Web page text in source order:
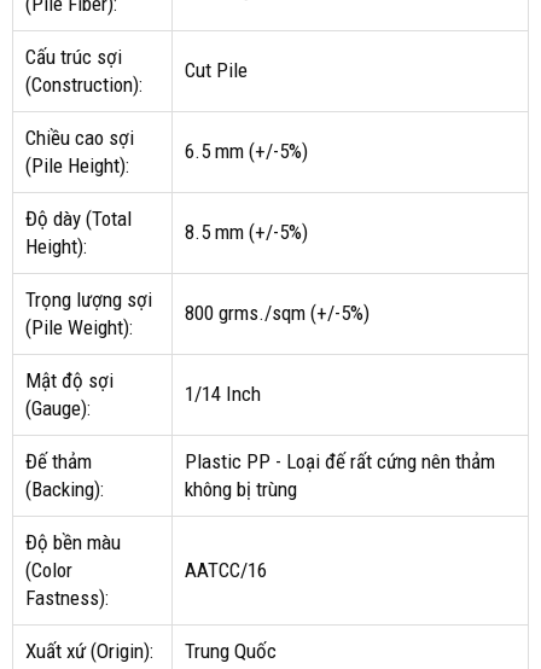
Cấu trúc sợi
(Construction):
Cut Pile
Chiều cao sợi
(Pile Height):
6.5 mm (+/-5%)
Độ dày (Total
Height):
8.5 mm (+/-5%)
Trọng lượng sợi
(Pile Weight):
800 grms./sqm (+/-5%)
Mật độ sợi
(Gauge):
1/14 Inch
Đế thảm
(Backing):
Plastic PP - Loại đế rất cứng nên thảm
không bị trùng
Độ bền màu
(Color
Fastness):
AATCC/16
Xuất xứ (Origin): Trung Quốc